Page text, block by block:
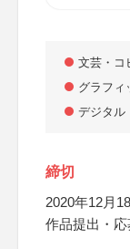
文芸・コ
グラフィ
デジタル
締切
2020年12月
作品提出・